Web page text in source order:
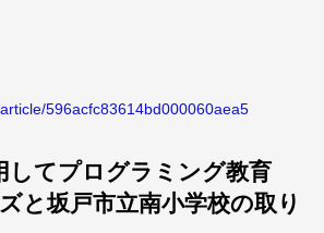
596acfc83614bd000060aea5
てプログラミング教育
坂戸市立南小学校の取り